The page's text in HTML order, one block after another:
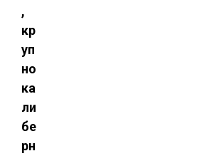
,
кр
уп
но
ка
ли
бе
рн